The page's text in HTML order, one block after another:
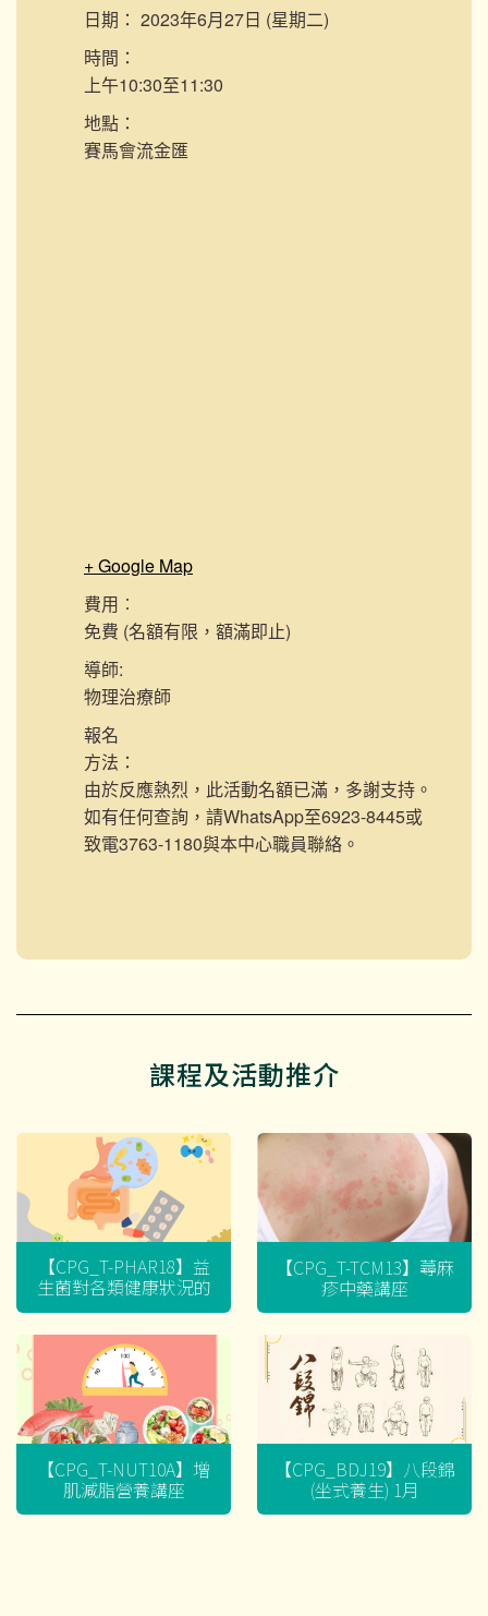
日期： 2023年6月27日 (星期二)
時間：
上午10:30至11:30
地點：
賽馬會流金匯
+ Google Map
費用︰
免費 (名額有限，額滿即止)
導師:
物理治療師
報名
方法：
由於反應熱烈，此活動名額已滿，多謝支持。
如有任何查詢，請WhatsApp至6923-8445或
致電3763-1180與本中心職員聯絡。
課程及活動推介
【CPG_T-PHAR18】益
生菌對各類健康狀況的
迷思
【CPG_T-TCM13】蕁麻
疹中藥講座
【CPG_T-NUT10A】增
肌減脂營養講座
【CPG_BDJ19】八段錦
(坐式養生) 1月